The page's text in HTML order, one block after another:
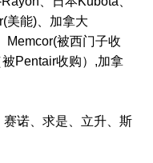
美能)、加拿大
Memcor(被西门子收
Pentair收购）,加拿
诺、求是、立升、斯